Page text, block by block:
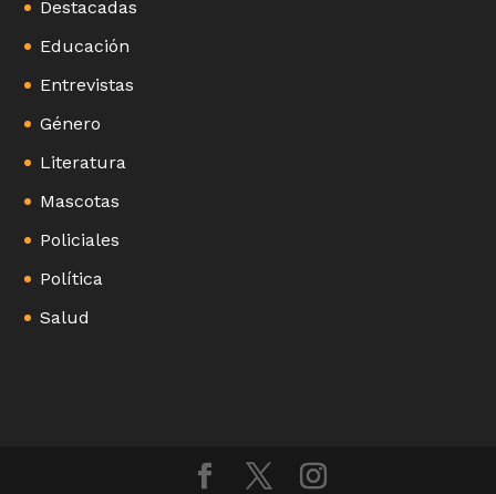
Destacadas
Educación
Entrevistas
Género
Literatura
Mascotas
Policiales
Política
Salud